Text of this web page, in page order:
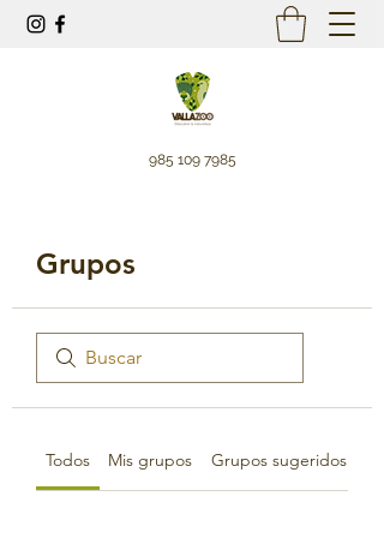
985 109 7985
Grupos
Todos Mis grupos Grupos sugeridos